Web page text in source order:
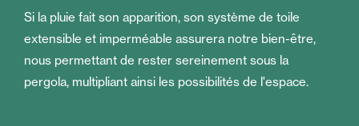
Si la pluie fait son apparition, son système de toile
extensible et imperméable assurera notre bien-être,
nous permettant de rester sereinement sous la
pergola, multipliant ainsi les possibilités de l'espace.